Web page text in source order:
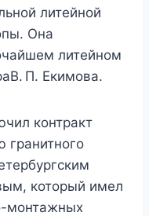
литейной
Она
литейном
П. Екимова.
контракт
гранитного
который имел
монтажных